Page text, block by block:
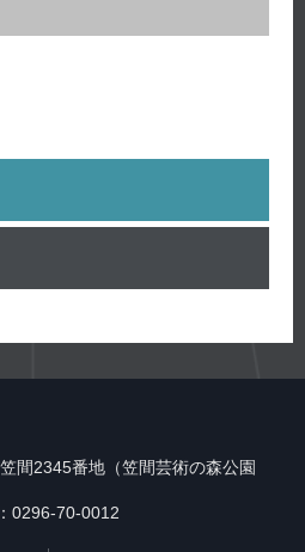
間2345番地（笠間芸術の森公園
0296-70-0012